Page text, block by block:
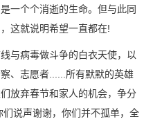
一个个消逝的生命。但与此同
这就说明希望一直都在!
病毒做斗争的白衣天使，以
、志愿者......所有默默的英雄
放弃春节和家人的机会，争分
说声谢谢，你们并不孤单，全